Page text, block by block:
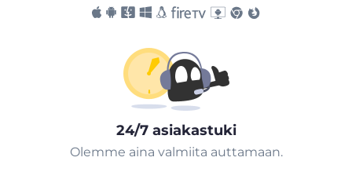
24/7 asiakastuki
Olemme aina valmiita auttamaan.